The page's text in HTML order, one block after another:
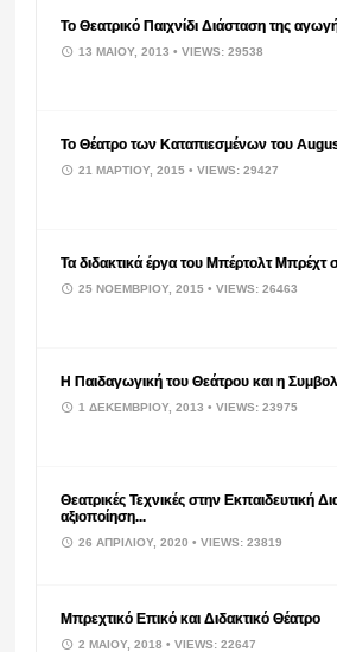
Το Θεατρικό Παιχνίδι Διάσταση της
13 ΜΑΪ́ΟΥ, 2013• VIEWS: 29538
Το Θέατρο των Καταπιεσμένων του
21 ΜΑΡΤΊΟΥ, 2015• VIEWS: 29427
Τα διδακτικά έργα του Μπέρτολτ Μπρέχτ
25 ΝΟΕΜΒΡΊΟΥ, 2015• VIEWS: 26463
Η Παιδαγωγική του Θεάτρου και η
1 ΔΕΚΕΜΒΡΊΟΥ, 2013• VIEWS: 23975
Θεατρικές Τεχνικές στην Εκπαιδευτική
αξιοποίηση...
26 ΑΠΡΙΛΊΟΥ, 2020• VIEWS: 23819
Μπρεχτικό Επικό και Διδακτικό Θέατρο
2 ΜΑΪ́ΟΥ, 2018• VIEWS: 22647